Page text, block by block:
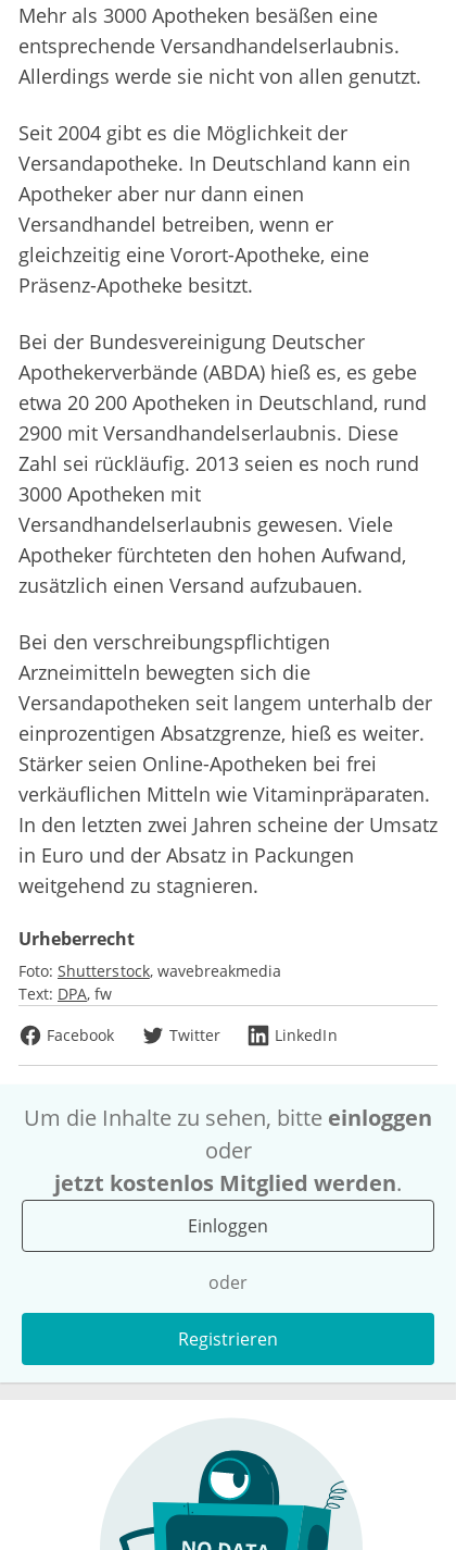
Mehr als 3000 Apotheken besäßen eine
entsprechende Versandhandelserlaubnis.
Allerdings werde sie nicht von allen genutzt.
Seit 2004 gibt es die Möglichkeit der
Versandapotheke. In Deutschland kann ein
Apotheker aber nur dann einen
Versandhandel betreiben, wenn er
gleichzeitig eine Vorort-Apotheke, eine
Präsenz-Apotheke besitzt.
Bei der Bundesvereinigung Deutscher
Apothekerverbände (ABDA) hieß es, es gebe
etwa 20 200 Apotheken in Deutschland, rund
2900 mit Versandhandelserlaubnis. Diese
Zahl sei rückläufig. 2013 seien es noch rund
3000 Apotheken mit
Versandhandelserlaubnis gewesen. Viele
Apotheker fürchteten den hohen Aufwand,
zusätzlich einen Versand aufzubauen.
Bei den verschreibungspflichtigen
Arzneimitteln bewegten sich die
Versandapotheken seit langem unterhalb der
einprozentigen Absatzgrenze, hieß es weiter.
Stärker seien Online-Apotheken bei frei
verkäuflichen Mitteln wie Vitaminpräparaten.
In den letzten zwei Jahren scheine der Umsatz
in Euro und der Absatz in Packungen
weitgehend zu stagnieren.
Urheberrecht
Foto: Shutterstock wavebreakmedia
Text: DPA fw
Facebook
Twitter LinkedIn
Um die Inhalte zu sehen, bitte einloggen
oder
jetzt kostenlos Mitglied werden.
Einloggen
oder
Registrieren